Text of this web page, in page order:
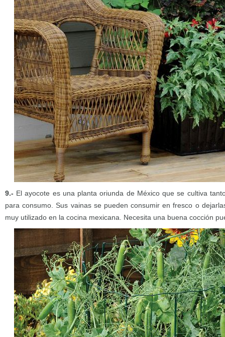
9.- El ayocote es una planta oriunda de México que se cultiva
para consumo. Sus vainas se pueden consumir en fresco o
muy utilizado en la cocina mexicana. Necesita una buena cocción